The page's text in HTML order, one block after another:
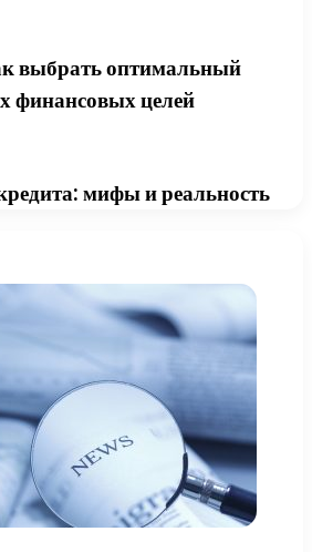
выбрать оптимальный
финансовых целей
мифы и реальность